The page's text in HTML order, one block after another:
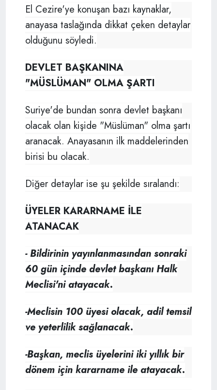
El Cezire'ye konuşan bazı kaynaklar,
anayasa taslağında dikkat çeken detaylar
olduğunu söyledi.
DEVLET BAŞKANINA
"MÜSLÜMAN" OLMA ŞARTI
Suriye'de bundan sonra devlet başkanı
olacak olan kişide "Müslüman" olma şartı
aranacak. Anayasanın ilk maddelerinden
birisi bu olacak.
Diğer detaylar ise şu şekilde sıralandı:
ÜYELER KARARNAME İLE
ATANACAK
- Bildirinin yayınlanmasından sonraki
60 gün içinde devlet başkanı Halk
Meclisi'ni atayacak.
-Meclisin 100 üyesi olacak, adil temsil
ve yeterlilik sağlanacak.
-Başkan, meclis üyelerini iki yıllık bir
dönem için kararname ile atayacak.